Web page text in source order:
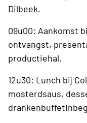
Dilbeek.
09u00: Aankomst
ontvangst,
productiehal.
12u30: Lunch bij
mosterdsaus,